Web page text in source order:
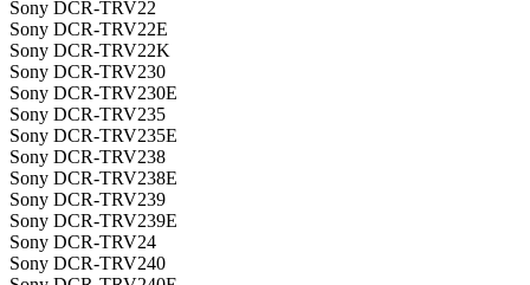
Sony DCR-TRV22
Sony DCR-TRV22E
Sony DCR-TRV22K
Sony DCR-TRV230
Sony DCR-TRV230E
Sony DCR-TRV235
Sony DCR-TRV235E
Sony DCR-TRV238
Sony DCR-TRV238E
Sony DCR-TRV239
Sony DCR-TRV239E
Sony DCR-TRV24
Sony DCR-TRV240